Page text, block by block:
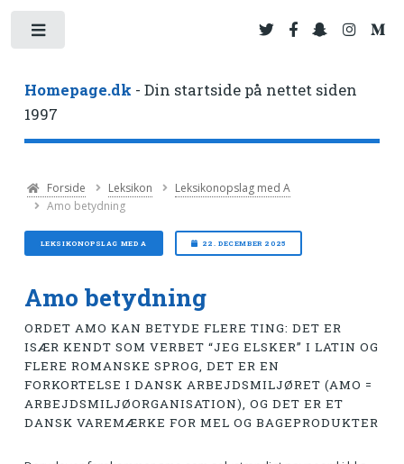
Homepage.dk - Din startside på nettet siden
1997
Forside Leksikon
Leksikonopslag med A
Amo betydning
LEKSIKONOPSLAG MED A 22. DECEMBER 2025
Amo betydning
ORDET AMO KAN BETYDE FLERE TING: DET ER
ISÆR KENDT SOM VERBET “JEG ELSKER” I LATIN OG
FLERE ROMANSKE SPROG, DET ER EN
FORKORTELSE I DANSK ARBEJDSMILJØRET (AMO =
ARBEJDSMILJØORGANISATION), OG DET ER ET
DANSK VAREMÆRKE FOR MEL OG BAGEPRODUKTER